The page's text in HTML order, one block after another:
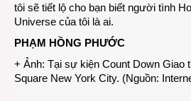
tôi sẽ tiết lộ cho bạn biết người tình
Universe của tôi là ai.
PHẠM HỒNG PHƯỚC
+ Ảnh: Tại sự kiện Count Down Giao
Square New York City. (Nguồn: